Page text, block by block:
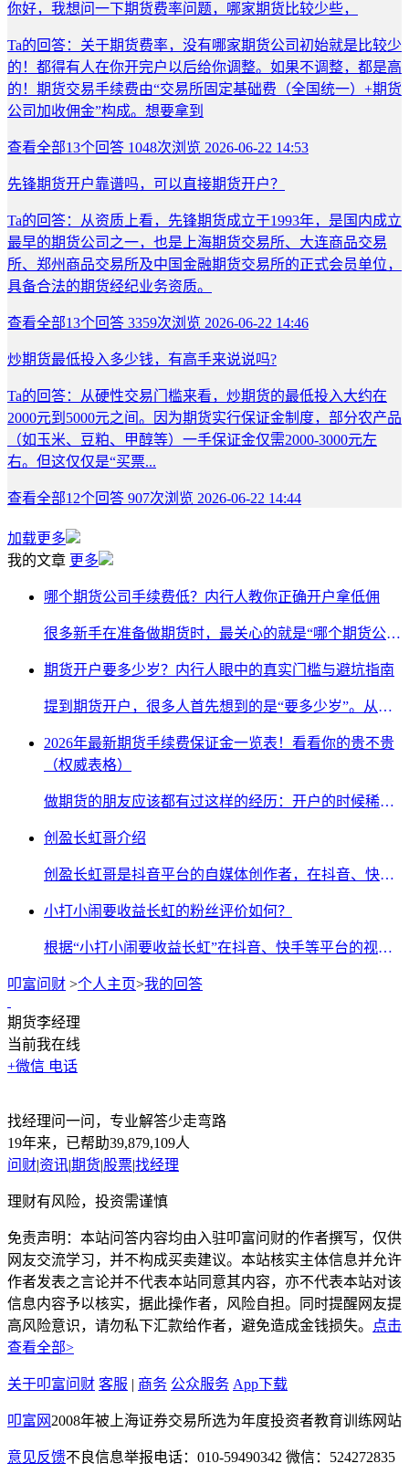
你好，我想问一下期货费率问题，哪家期货比较少些，
Ta的回答：关于期货费率，没有哪家期货公司初始就是比较少
的！都得有人在你开完户以后给你调整。如果不调整，都是高
的！期货交易手续费由“交易所固定基础费（全国统一）+期货
公司加收佣金”构成。想要拿到
查看全部13个回答 1048次浏览 2026-06-22 14:53
先锋期货开户靠谱吗，可以直接期货开户？
Ta的回答：从资质上看，先锋期货成立于1993年，是国内成立
最早的期货公司之一，也是上海期货交易所、大连商品交易
所、郑州商品交易所及中国金融期货交易所的正式会员单位，
具备合法的期货经纪业务资质。
查看全部13个回答 3359次浏览 2026-06-22 14:46
炒期货最低投入多少钱，有高手来说说吗?
Ta的回答：从硬性交易门槛来看，炒期货的最低投入大约在
2000元到5000元之间。因为期货实行保证金制度，部分农产品
（如玉米、豆粕、甲醇等）一手保证金仅需2000-3000元左
右。但这仅仅是“买票...
查看全部12个回答 907次浏览 2026-06-22 14:44
加载更多
我的文章 更多
哪个期货公司手续费低？内行人教你正确开户拿低佣
很多新手在准备做期货时，最关心的就是“哪个期货公司手续费比较低，怎么办理开户”。从内行人的视角来看，想要拿到低手续费，首先要打破一个误区：行业内并没有天生手续费“绝对低”的期货公司。期货交易的手续费由两部分组成：“交易所固定基础费”和“期货公司加收佣金”。交易所的基础费是全国统一且不可更改的刚性成本，因此，真正能拉开差距的只有期货公司加收的佣金部分。很多新手习惯直接在官网或APP上自助开户，这种方式系统会默认分配3-5倍的高昂手续费。正确的做法是，在开户前主动联系期货公司...
期货开户要多少岁？内行人眼中的真实门槛与避坑指南
提到期货开户，很多人首先想到的是“要多少岁”。从监管的硬性规定来看，期货开户的法定年龄门槛是必须年满18周岁，具备完全民事行为能力。然而，如果仅仅把“18岁”当作入市的通行证，那是对期货市场极大的误解。从内行人的视角来看，年龄只是起点，真正的门槛在于心智成熟度、风险承受能力以及综合素养的考量。首先，内行人看待开户，首重“资金性质”。参与期货交易的资金必须是没有任何使用时间限制、没有盈亏要求的自有资金。即便投入的资金全部亏损，也不至于倾家荡产或影响正常生活。如果暂时可支配...
2026年最新期货手续费保证金一览表！看看你的贵不贵
（权威表格）
做期货的朋友应该都有过这样的经历：开户的时候稀里糊涂就开了，交易了一段时间才发现，怎么每次交的手续费比别人多那么多？保证金也收得比别人高？想换又不知道去哪里换，换了又怕更差。今天我把六大交易所全部上市品种的最新保证金和手续费标准整理出来了，大家对照着看看自己的费率到底在什么水平，心里有个数。一、你的手续费到底高不高？先搞清楚一个基本概念：期货手续费 = 交易所标准 + 期货公司加收的部分。交易所规定的只是最低标准线，每家期货公司在这个基础上加收多少，差别非常大。有的朋友直接在...
创盈长虹哥介绍
创盈长虹哥是抖音平台的自媒体创作者，在抖音、快手、在百家号、视频号等平台也以相同名称分享个人期货交易心得与实战记录。他的期货之路始于 2024年5月15日，以 5000元 开户入金起步，尝试在市场中摸索学习。为了更好记录与总结，从 6月9日 起，我开始通过抖音视频记录每日交易、分享心得体会。初期交易较为顺利，资金一度从5000元增长到 9000元，操作过鸡蛋、玉米、燃油、豆粕、菜粕、淀粉、螺纹钢等多个热门小品种，初始胜率达到 96.43%，盈亏比 274.07%（据首日视频记录）。然而在 2024年7月2日至8月13日...
小打小闹要收益长虹的粉丝评价如何？
根据“小打小闹要收益长虹”在抖音、快手等平台的视频内容及交易经历分享，其粉丝评价总体呈现‌积极认可与理性建议并存‌的特点，具体可归纳为以下方面：1. 粉丝认可的核心价值‌真实性与共鸣感‌：粉丝普遍赞赏博主“小打小闹”以真实交易记录和心路历程分享内容，尤其是从5000元本金起步、经历大起大落（如9000元到1975元的亏损）再到二次入金重新出发的过程。这种“不美化、不回避”的坦诚态度，让许多小资金交易者产生强烈共鸣，认为其内容“接地气”“有血有肉”，而非空洞的理论说教。方法论实用性...
叩富问财 >个人主页>我的回答
期货李经理
当前我在线
+微信 电话
找经理问一问，专业解答少走弯路
19年来，已帮助39,879,109人
问财|资讯|期货|股票|找经理
理财有风险，投资需谨慎
免责声明：本站问答内容均由入驻叩富问财的作者撰写，仅供
网友交流学习，并不构成买卖建议。本站核实主体信息并允许
作者发表之言论并不代表本站同意其内容，亦不代表本站对该
信息内容予以核实，据此操作者，风险自担。同时提醒网友提
高风险意识，请勿私下汇款给作者，避免造成金钱损失。
点击
查看全部>
关于叩富问财 客服 | 商务 公众服务 App下载
叩富网 2008年被上海证券交易所选为年度投资者教育训练网站
意见反馈不良信息举报电话：010-59490342 微信：524272835